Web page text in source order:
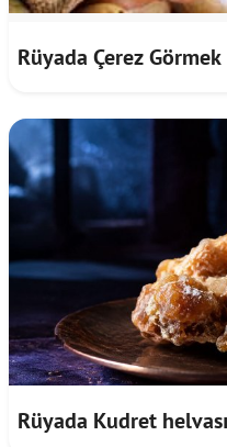
Rüyada Çerez Görmek
Rüyada Kudret